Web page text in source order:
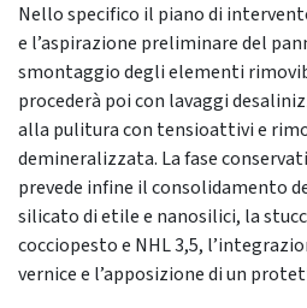
Nello specifico il piano di
e l’aspirazione preliminare del
smontaggio degli elementi
procederà poi con lavaggi
alla pulitura con tensioattivi e
demineralizzata. La fase
prevede infine il consolidamento
silicato di etile e nanosilici, la
cocciopesto e NHL 3,5,
vernice e l’apposizione di un